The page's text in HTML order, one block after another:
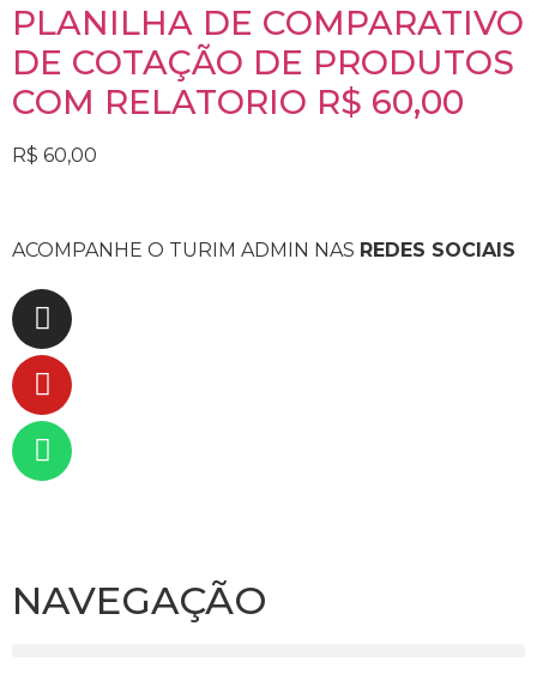
PLANILHA DE COMPARATIVO
DE COTAÇÃO DE PRODUTOS
COM RELATORIO R$ 60,00
R$ 60,00
ACOMPANHE O TURIM ADMIN NAS REDES SOCIAIS
NAVEGAÇÃO